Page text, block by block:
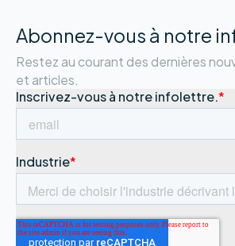
Abonnez-vous à notre
Restez au courant des dernières
et articles.